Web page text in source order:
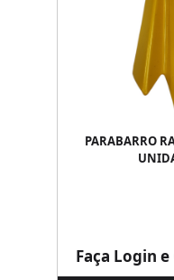
PARABARRO
Faça Login